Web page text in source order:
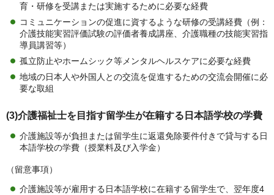
育・研修を受講または実施するために必要な経費
コミュニケーションの促進に資するような研修の受講経費（例：
介護技能実習評価試験の評価者養成講座、介護職種の技能実習指
導員講習等）
孤立防止やホームシック等メンタルヘルスケアに必要な経費
地域の日本人や外国人との交流を促進するための交流会開催に必
要な取組
(3)介護福祉士を目指す留学生が在籍する日本語学校の学費
介護施設等が負担または留学生に返還免除要件付きで貸与する日
本語学校の学費（授業料及び入学金）
（留意事項）
介護施設等が雇用する日本語学校に在籍する留学生で、翌年度4